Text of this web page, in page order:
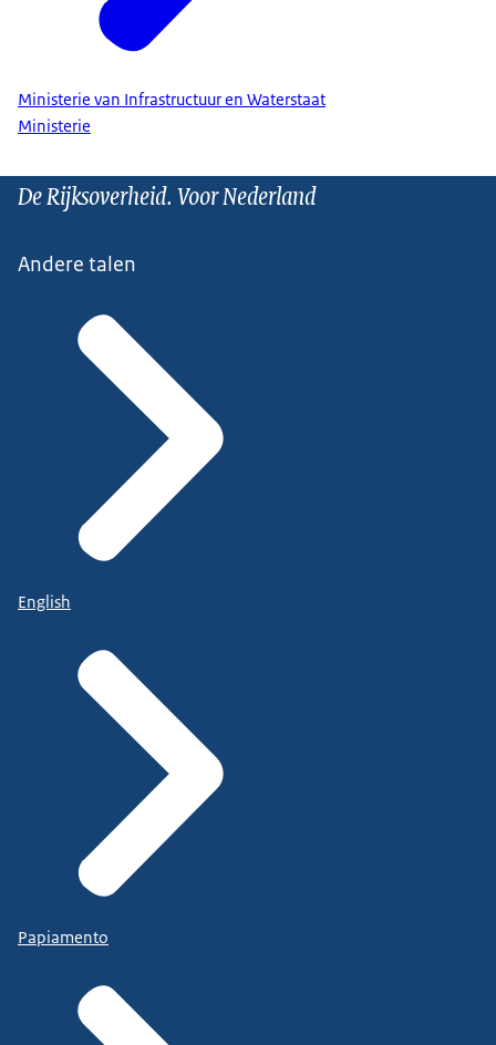
Ministerie van Infrastructuur en Waterstaat
Ministerie
De Rijksoverheid. Voor Nederland
Andere talen
English
Papiamento